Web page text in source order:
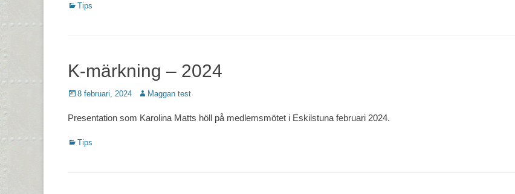
Kategorier
Tips
K-märkning – 2024
Postades
8 februari, 2024 Författare
Maggan test
Presentation som Karolina Matts höll på medlemsmötet i Eskilstuna februari 2024.
Kategorier
Tips